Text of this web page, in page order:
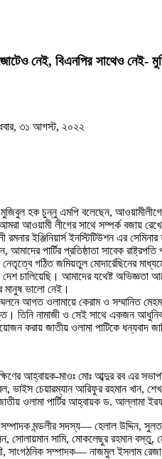
নেই, বিএনপির সাথেও নেই-
৩১ আগস্ট, ২০২২
মুজিবুল হক চুন্নু এমপি বলেছেন,
আমরা আওয়ামী লীগের সাথে সম্পর্ক বজায়
রমনার ইঞ্জিনিয়ার্স ইনস্টিটিউশন এর
আমাদের পার্টির প্রতিষ্ঠাতা সাবেক
গঠিত জমিয়তুল মোদার্রেছিনের
চালিয়েছি। আমাদের যথেষ্ট অভিজ্ঞতা
মানুষ ভালো নেই।
আগত ওলামায়ে কেরাম ও সম্মানিত
তিনি নামাজী ও সেই সাথে একজন
করায় জাতীয় ওলামা পাটিকে ধন্যবাদ
দক্ষিণের আহ্বায়ক-মাওঃ মোঃ আব্দুর রব এর
চেয়ারম্যান আরিফুর রহমান খান, শেখ
ওলামা পার্টির আহ্বায়ক ড. আল্লামা
মন্ডলীর সদস্য— হেলাল উদ্দিন,
সোলায়মান সামি, মোকলেছুর রহমান
সাংগঠনিক সম্পাদক— নাজমুল ইসলাম রেজা,